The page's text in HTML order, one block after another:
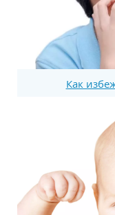
Как